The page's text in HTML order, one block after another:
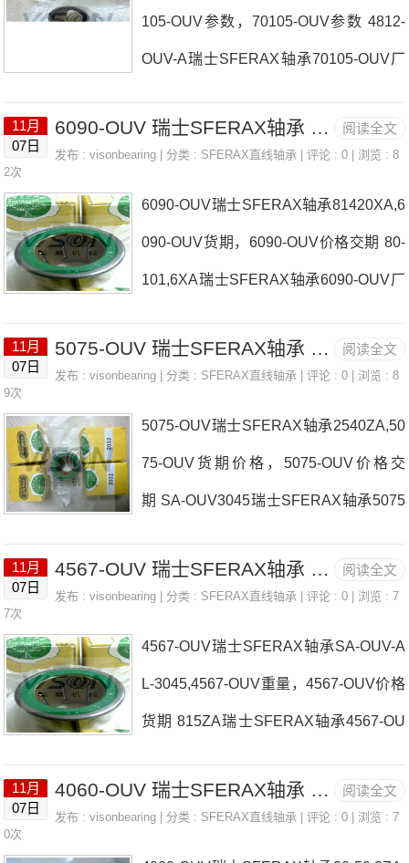
采购 热销型号推荐：80120-OUV， ，
热销品牌推荐：SR-M-163045-OUV-A80
采购80120-OUV价格,80120-OUV采购80
厂家，SA-PL
105-OUV参数，70105-OUV参数 4812-
OUV-A瑞士SFERAX轴承70105-OUV厂
轴承70105-OUV价格203242-OUV-BES-
参数70105-OUV价格,70105-OUV采
购 热销型号推荐：70105-OUV， ，热
销品牌推荐：1222-OUV-B3047-HT7010
70105-OUV价格,70105-OUV采购612-BI
LCR16瑞
阅读全文
11月
07日
6090-OUV 瑞士SFERAX轴承 816-HT-A
发布 :visonbearing | 分类 : SFERAX直线轴承 | 评论 : 0 | 浏览 : 8
2次
6090-OUV瑞士SFERAX轴承81420XA,6
090-OUV货期，6090-OUV价格交期 80-
101,6XA瑞士SFERAX轴承6090-OUV厂
X轴承6090-OUV价格SR-OUV-AL-R-203
UV参数6090-OUV价格,6090-OUV采
购 热销型号推荐：6090-OUV， ，热销
品牌推荐：100150-OUV-B15,7-25,4A60
090-OUV价格,6090-OUV采购SR-OUV-
家，1
阅读全文
11月
07日
5075-OUV 瑞士SFERAX轴承 815-OUV
发布 :visonbearing | 分类 : SFERAX直线轴承 | 评论 : 0 | 浏览 : 8
9次
5075-OUV瑞士SFERAX轴承2540ZA,50
75-OUV货期价格，5075-OUV价格交
期 SA-OUV3045瑞士SFERAX轴承5075
士SFERAX轴承5075-OUV价格1828-OU
UV参数5075-OUV价格,5075-OUV采
购 热销型号推荐：5075-OUV， ，热销
品牌推荐：510-SMX3552-OUV-A5075-
5-OUV价格,5075-OUV采购612-OUV-B
阅读全文
11月
07日
4567-OUV 瑞士SFERAX轴承 816B
发布 :visonbearing | 分类 : SFERAX直线轴承 | 评论 : 0 | 浏览 : 7
7次
4567-OUV瑞士SFERAX轴承SA-OUV-A
L-3045,4567-OUV重量，4567-OUV价格
货期 815ZA瑞士SFERAX轴承4567-OU
AX轴承4567-OUV价格SR-OUV-AL-R-3
阅读全文
11月
07日
4060-OUV 瑞士SFERAX轴承 2535-COMPACT-GBP
发布 :visonbearing | 分类 : SFERAX直线轴承 | 评论 : 0 | 浏览 : 7
0次